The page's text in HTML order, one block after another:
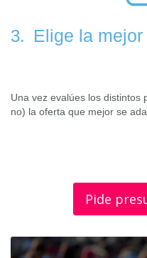
3. Elige la
Una vez evalúes los distintos
no) la oferta que mejor se
Pide